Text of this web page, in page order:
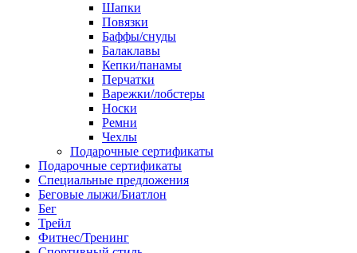
Шапки
Повязки
Баффы/снуды
Балаклавы
Кепки/панамы
Перчатки
Варежки/лобстеры
Носки
Ремни
Чехлы
Подарочные сертификаты
Подарочные сертификаты
Специальные предложения
Беговые лыжи/Биатлон
Бег
Трейл
Фитнес/Тренинг